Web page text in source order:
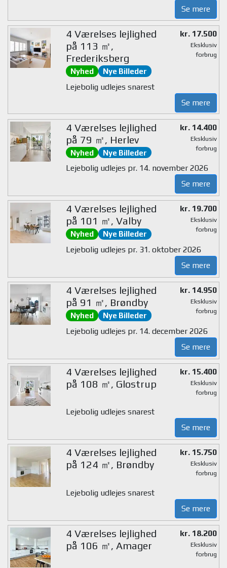
Se mere
4 Værelses lejlighed
på 113 ㎡,
Frederiksberg
Nyhed Nye Billeder
kr. 17.500
Eksklusiv
forbrug
Lejebolig udlejes snarest
Se mere
4 Værelses lejlighed
på 79 ㎡, Herlev
Nyhed Nye Billeder
kr. 14.400
Eksklusiv
forbrug
Lejebolig udlejes pr. 14. november 2026
Se mere
4 Værelses lejlighed
på 101 ㎡, Valby
Nyhed Nye Billeder
kr. 19.700
Eksklusiv
forbrug
Lejebolig udlejes pr. 31. oktober 2026
Se mere
4 Værelses lejlighed
på 91 ㎡, Brøndby
Nyhed Nye Billeder
kr. 14.950
Eksklusiv
forbrug
Lejebolig udlejes pr. 14. december 2026
Se mere
4 Værelses lejlighed
på 108 ㎡, Glostrup
kr. 15.400
Eksklusiv
forbrug
Lejebolig udlejes snarest
Se mere
4 Værelses lejlighed
på 124 ㎡, Brøndby
kr. 15.750
Eksklusiv
forbrug
Lejebolig udlejes snarest
Se mere
4 Værelses lejlighed
på 106 ㎡, Amager
kr. 18.200
Eksklusiv
forbrug